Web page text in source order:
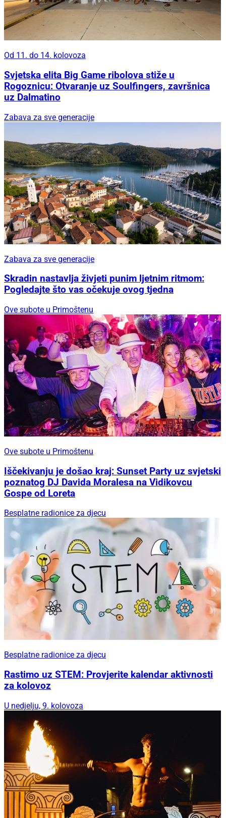
Od 11. do 14. kolovoza
Svjetska elita Big Game ribolova stiže u
Rogoznicu: Otvaranje uz Soulfingers, završnica
uz Dalmatino
Zabava za sve generacije
Zabava za sve generacije
Skradin nastavlja živjeti punim ljetnim ritmom:
Pogledajte što vas očekuje ovog tjedna
Ove subote u Primoštenu
Ove subote u Primoštenu
Iščekivanju je došao kraj: Sunset Party uz svjetski
poznatog DJ Davida Moralesa na Vidikovcu
Gospe od Loreta
Besplatne radionice za djecu
Besplatne radionice za djecu
Rastimo uz STEM: Provjerite kalendar aktivnosti
za kolovoz
U nedjelju, 9. kolovoza